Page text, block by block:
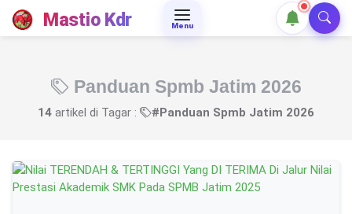
Mastio Kdr Menu
Panduan Spmb Jatim 2026
14 artikel di Tagar : #Panduan Spmb Jatim 2026